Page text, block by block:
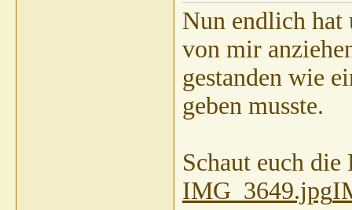
Gast AW: Erfahrung mit... 03.09.2010,
GastAW: Erfahrung mit...03.09.2010,
Nanni01AW: Erfahrung mit...
Nanni01AW: Erfahrung
Sibilla Teichert
GastAW:
Gast
Nun endlich hat
von mir
gestanden wie
geben musste.
Schaut euch
IMG_3649.jpg